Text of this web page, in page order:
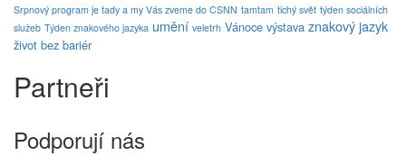
Srpnový program je tady a my Vás zveme do CSNN tamtam tichý svět týden sociálních
služeb Týden znakového jazyka umění veletrh Vánoce výstava znakový jazyk
život bez bariér
Partneři
Podporují nás